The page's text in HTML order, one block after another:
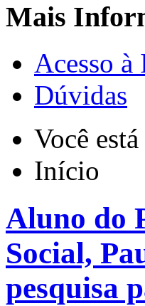
Mais
Acesso à
Dúvidas
Você
Início
Aluno do
Social,
pesquisa